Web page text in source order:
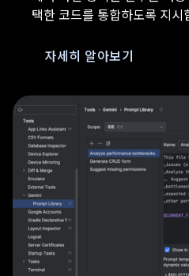
택한 코드를 통합하도록 지시
자세히 알아보기